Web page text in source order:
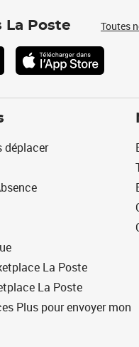
La Poste Toutes
déplacer
La Poste
La Poste
Plus pour envoyer mon